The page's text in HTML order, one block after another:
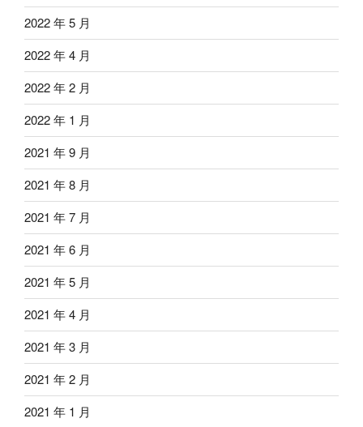
2022 年 5 月
2022 年 4 月
2022 年 2 月
2022 年 1 月
2021 年 9 月
2021 年 8 月
2021 年 7 月
2021 年 6 月
2021 年 5 月
2021 年 4 月
2021 年 3 月
2021 年 2 月
2021 年 1 月